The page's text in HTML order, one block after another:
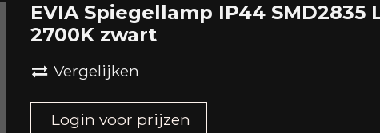
EVIA Spiegellamp IP44 SMD2835
2700K zwart
Vergelijken
Login voor prijzen